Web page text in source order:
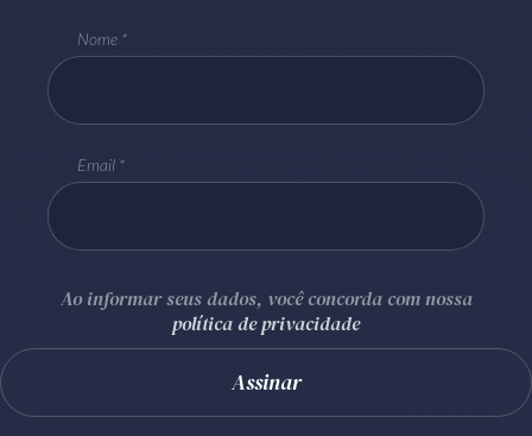
Nome
Email
Ao informar seus dados, você concorda com nossa
política de privacidade